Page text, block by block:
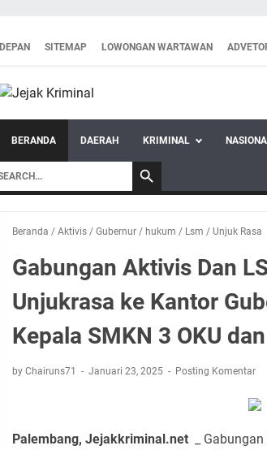
DEPAN SITEMAP LOWONGAN WARTAWAN
BERANDA DAERAH KRIMINAL
Beranda / Aktivis / Gubernur / hukum / Lsm / Unjuk Rasa
Gabungan Aktivis Dan
Unjukrasa ke Kantor
Kepala SMKN 3 OKU
by Chairuns71 Januari 23, 2025 Posting Komentar
Palembang, Jejakkriminal.net
_